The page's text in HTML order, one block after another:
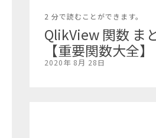
2 分で読むことができます。
QlikView 関数 ま
【重要関数大全】
2020年 8月 28日